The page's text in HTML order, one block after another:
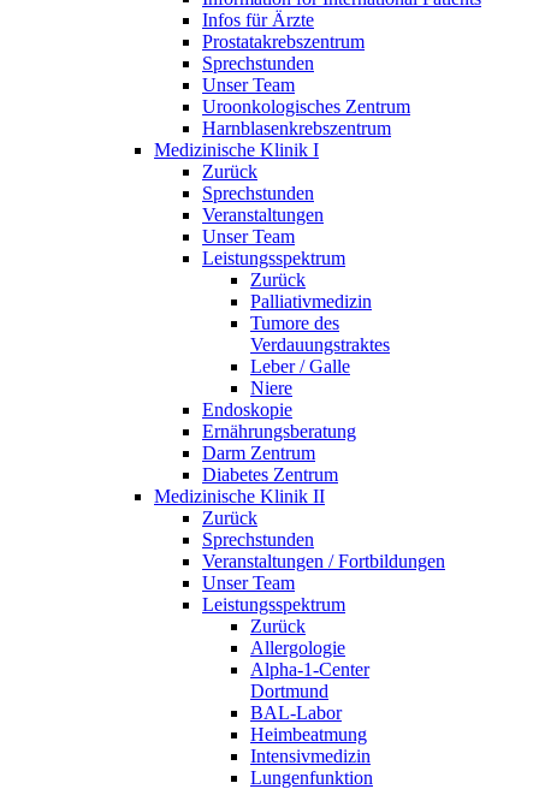
Infos für Ärzte
Prostatakrebszentrum
Sprechstunden
Unser Team
Uroonkologisches Zentrum
Harnblasenkrebszentrum
Medizinische Klinik I
Zurück
Sprechstunden
Veranstaltungen
Unser Team
Leistungsspektrum
Zurück
Palliativmedizin
Tumore des
Verdauungstraktes
Leber / Galle
Niere
Endoskopie
Ernährungsberatung
Darm Zentrum
Diabetes Zentrum
Medizinische Klinik II
Zurück
Sprechstunden
Veranstaltungen / Fortbildungen
Unser Team
Leistungsspektrum
Zurück
Allergologie
Alpha-1-Center
Dortmund
BAL-Labor
Heimbeatmung
Intensivmedizin
Lungenfunktion